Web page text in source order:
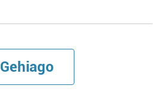
Gehiago